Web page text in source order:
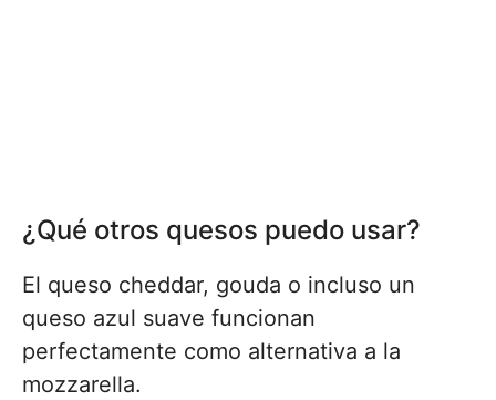
¿Qué otros quesos puedo usar?
El queso cheddar, gouda o incluso un
queso azul suave funcionan
perfectamente como alternativa a la
mozzarella.